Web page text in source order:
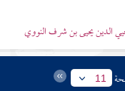
الدين يحيى بن شرف النووي
11